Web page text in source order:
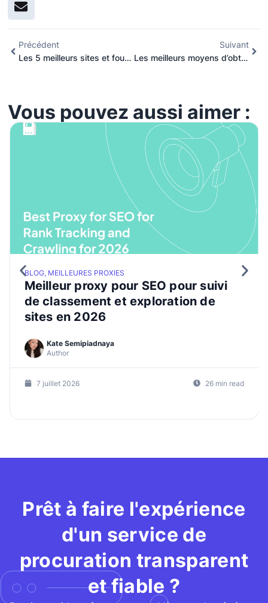
Précédent
Les 5 meilleurs sites et fournisseurs de serveurs proxy pour l’Argentine
Suivant
Les meilleurs moyens d’obtenir une adresse IP israélienne à Hong Kong, en Chine ou dans d’autres pays
Vous pouvez aussi aimer :
BLOG, MEILLEURES PROXIES
Meilleur proxy pour SEO pour suivi
de classement et exploration de
sites en 2026
Author
Kate Semipiadnaya
7 juillet 2026 26 min read
Prêt à faire l'expérience
d'un service de
procuration transparent
et fiable ?